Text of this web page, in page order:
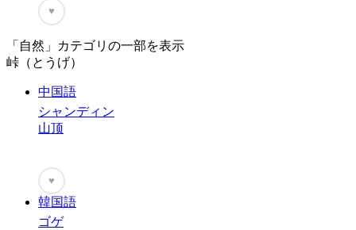
♥
「自然」カテゴリの一部を表示
峠（とうげ）
中国語
シャンディン
山顶
♥
韓国語
ゴゲ